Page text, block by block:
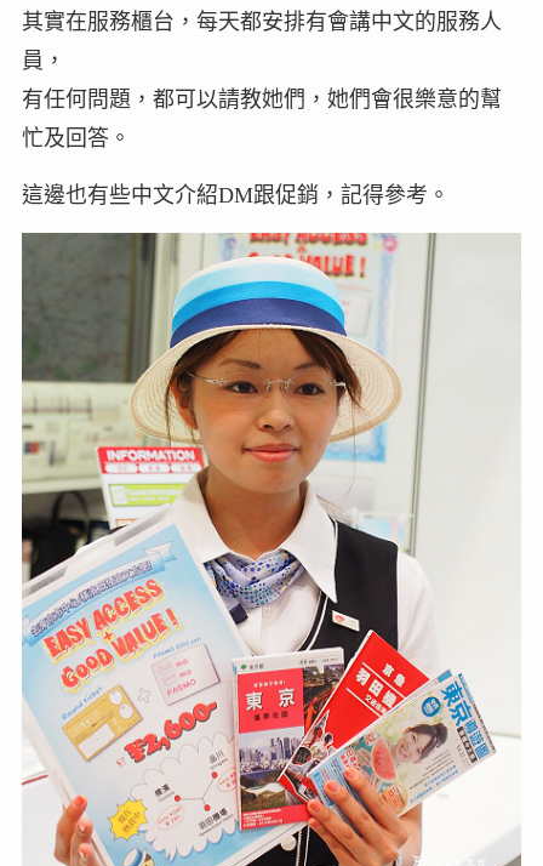
其實在服務櫃台，每天都安排有會講中文的服務人
員，
有任何問題，都可以請教她們，她們會很樂意的幫
忙及回答。
這邊也有些中文介紹DM跟促銷，記得參考。